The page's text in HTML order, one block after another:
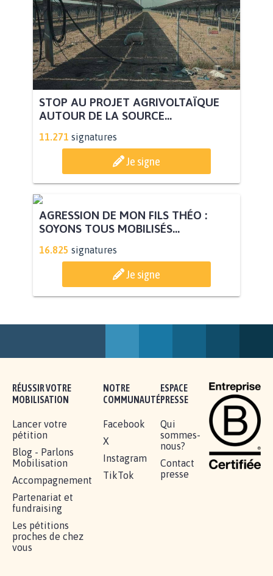
STOP AU PROJET AGRIVOLTAÏQUE
AUTOUR DE LA SOURCE...
11.271 signatures
Je signe
AGRESSION DE MON FILS THÉO :
Je signe
RÉUSSIR VOTRE
MOBILISATION
Lancer votre
pétition